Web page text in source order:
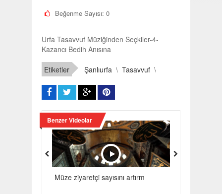
Beğenme Sayısı: 0
Urfa Tasavvuf Müziğinden Seçkiler-4-
Kazancı Bedih Anısına
Etiketler Şanlıurfa \ Tasavvuf \
Benzer Videolar
Müze ziyaretçi sayısını artırm